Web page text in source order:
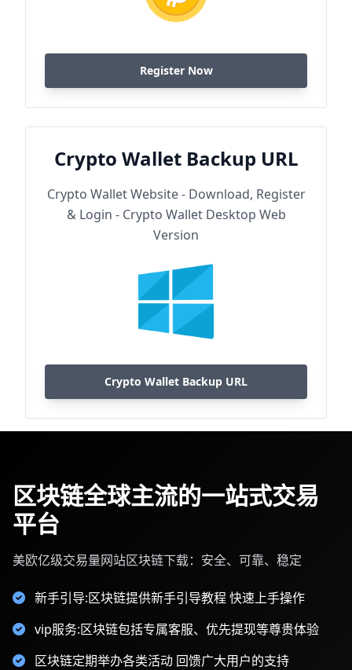
Register Now
Crypto Wallet Backup URL
Crypto Wallet Website - Download, Register
& Login - Crypto Wallet Desktop Web
Version
Crypto Wallet Backup URL
区块链全球主流的一站式交易
平台
美欧亿级交易量网站区块链下载：安全、可靠、稳定
新手引导:区块链提供新手引导教程 快速上手操作
vip服务:区块链包括专属客服、优先提现等尊贵体验
区块链定期举办各类活动 回馈广大用户的支持